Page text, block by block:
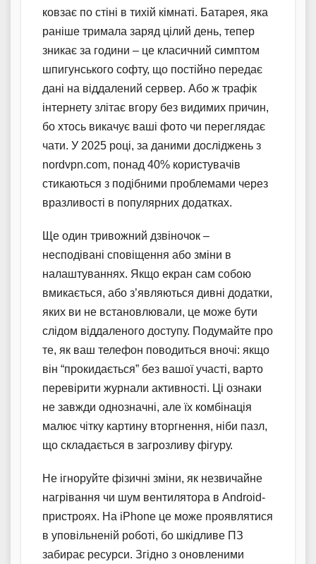
ковзає по стіні в тихій кімнаті. Батарея, яка
раніше тримала заряд цілий день, тепер
зникає за години – це класичний симптом
шпигунського софту, що постійно передає
дані на віддалений сервер. Або ж трафік
інтернету злітає вгору без видимих причин,
бо хтось викачує ваші фото чи переглядає
чати. У 2025 році, за даними досліджень з
nordvpn.com, понад 40% користувачів
стикаються з подібними проблемами через
вразливості в популярних додатках.
Ще один тривожний дзвіночок –
несподівані сповіщення або зміни в
налаштуваннях. Якщо екран сам собою
вмикається, або з’являються дивні додатки,
яких ви не встановлювали, це може бути
слідом віддаленого доступу. Подумайте про
те, як ваш телефон поводиться вночі: якщо
він “прокидається” без вашої участі, варто
перевірити журнали активності. Ці ознаки
не завжди однозначні, але їх комбінація
малює чітку картину вторгнення, ніби пазл,
що складається в загрозливу фігуру.
Не ігноруйте фізичні зміни, як незвичайне
нагрівання чи шум вентилятора в Android-
пристроях. На iPhone це може проявлятися
в уповільненій роботі, бо шкідливе ПЗ
забирає ресурси. Згідно з оновленими